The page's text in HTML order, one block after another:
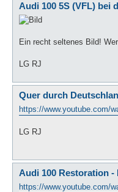
Audi 100 5S (VFL) bei
Ein recht seltenes Bild!
LG RJ
Quer durch
https://www.youtube.com/
LG RJ
Audi 100 Restoration -
https://www.youtube.com/